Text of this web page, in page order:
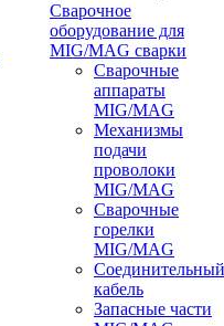
Сварочное
оборудование для
MIG/MAG сварки
Сварочные
аппараты
MIG/MAG
Механизмы
подачи
проволоки
MIG/MAG
Сварочные
горелки
MIG/MAG
Соединительный
кабель
Запасные части